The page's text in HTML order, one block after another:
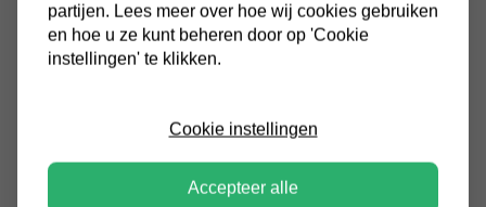
Alle prijzen zijn inclusief BTW
Altijd gratis verzending
Productinformatie
partijen. Lees meer over hoe wij cookies gebruiken
en hoe u ze kunt beheren door op 'Cookie
instellingen' te klikken.
Cookie instellingen
Accepteer alle